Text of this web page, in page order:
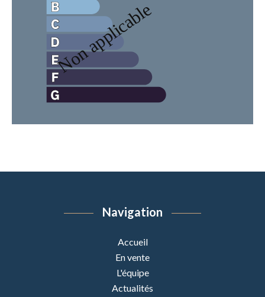
Navigation
Accueil
En vente
L'équipe
Actualités